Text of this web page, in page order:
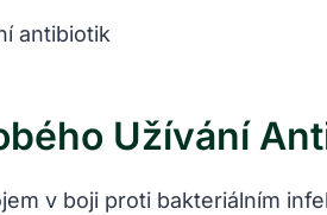
Užívání
v boji proti bakteriálním